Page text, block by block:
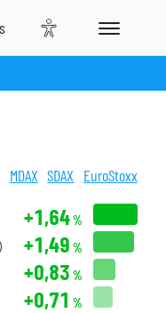
MDAX SDAX EuroStoxx
+1,64%
+1,49 %
+0,83 %
+0,71 %